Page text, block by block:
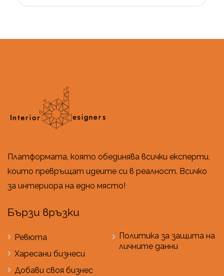
Платформата, която обединява всички експерти,
които превръщат идеите си в реалност. Всичко
за интериора на едно място!
Бързи връзки
Ревюта
Харесани бизнеси
Добави своя бизнес
Политика за защита на
личните данни